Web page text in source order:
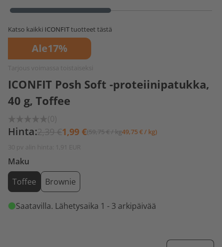
Katso kaikki ICONFITtuotteet tästä
Ale17%
Tarjous voimassa toistaiseksi
ICONFIT Posh Soft -proteiinipatukka,
40 g, Toffee
(0)
Hinta:2,39 €1,99 €(59,75 € / kg49,75 € / kg)
30 pv alin hinta: 1,91 EUR
Maku
Toffee
Brownie
Saatavilla. Lähetysaika 1 - 3 arkipäivää